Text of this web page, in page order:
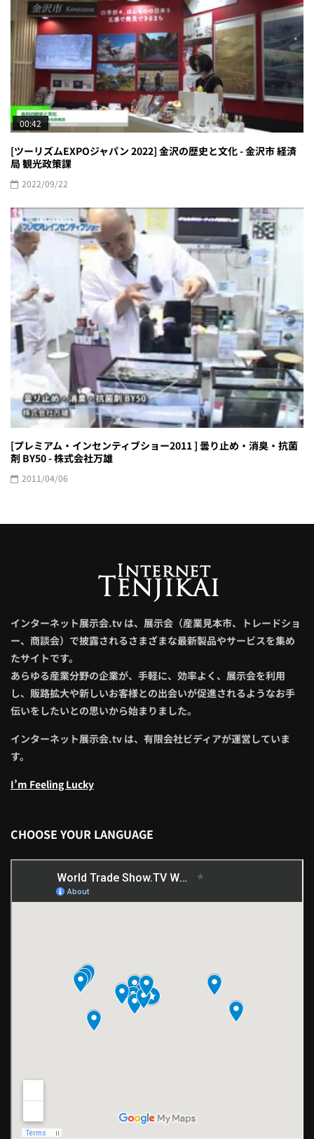
00:42
[ツーリズムEXPOジャパン 2022] 金沢の歴史と文化 - 金沢市 経済
局 観光政策課
2022/09/22
[プレミアム・インセンティブショー2011 ] 曇り止め・消臭・抗菌
剤 BY50 - 株式会社万雄
2011/04/06
インターネット展示会.tv は、展示会（産業見本市、トレードショ
ー、商談会）で披露されるさまざまな最新製品やサービスを集め
たサイトです。
あらゆる産業分野の企業が、手軽に、効率よく、展示会を利用
し、販路拡大や新しいお客様との出会いが促進されるようなお手
伝いをしたいとの思いから始まりました。
インターネット展示会.tv は、有限会社ビディアが運営していま
す。
I’m Feeling Lucky
CHOOSE YOUR LANGUAGE